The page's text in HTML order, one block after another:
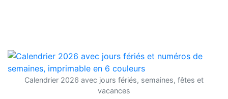
Calendrier 2026 avec jours fériés, semaines, fêtes et
vacances